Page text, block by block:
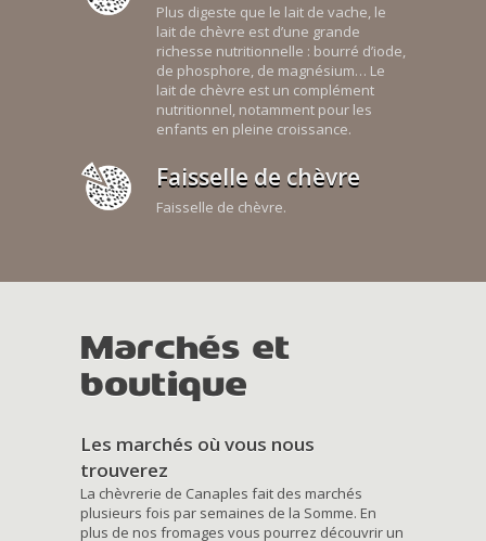
Plus digeste que le lait de vache, le
lait de chèvre est d’une grande
richesse nutritionnelle : bourré d’iode,
de phosphore, de magnésium… Le
lait de chèvre est un complément
nutritionnel, notamment pour les
enfants en pleine croissance.
Faisselle de chèvre
Faisselle de chèvre.
Marchés et
boutique
Les marchés où vous nous
trouverez
La chèvrerie de Canaples fait des marchés
plusieurs fois par semaines de la Somme. En
plus de nos fromages vous pourrez découvrir un